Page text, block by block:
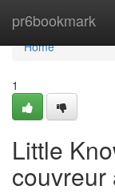
pr6bookmark
Home
Home
1
Little
couvreur